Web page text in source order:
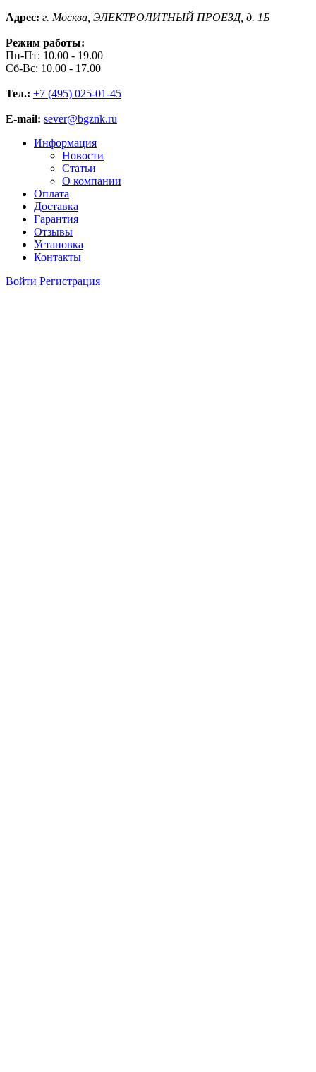
Адрес: г. Москва, ЭЛЕКТРОЛИТНЫЙ ПРОЕЗД, д. 1Б
Режим работы:
Пн-Пт: 10.00 - 19.00
Сб-Вс: 10.00 - 17.00
Тел.: +7 (495) 025-01-45
E-mail: sever@bgznk.ru
Информация
Новости
Статьи
О компании
Оплата
Доставка
Гарантия
Отзывы
Установка
Контакты
Войти Регистрация